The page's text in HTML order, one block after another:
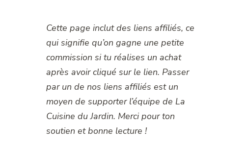
Cette page inclut des liens affiliés, ce
qui signifie qu’on gagne une petite
commission si tu réalises un achat
après avoir cliqué sur le lien. Passer
par un de nos liens affiliés est un
moyen de supporter l’équipe de La
Cuisine du Jardin. Merci pour ton
soutien et bonne lecture !